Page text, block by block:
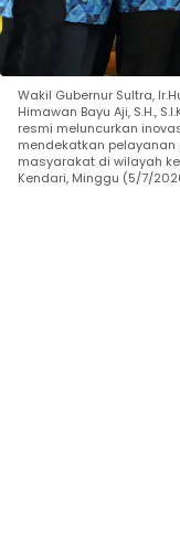
Wakil Gubernur Sultra,
Himawan Bayu Aji, S.H.,
resmi meluncurkan
mendekatkan pelayanan
masyarakat di wilayah
Kendari, Minggu (5/7/